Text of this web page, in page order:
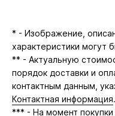
* - Изображение,
характеристики могут
** - Актуальную
порядок доставки и
контактным данным,
Контактная информация.
*** - На момент